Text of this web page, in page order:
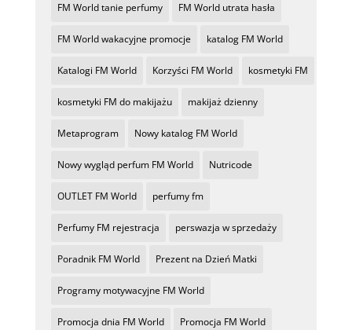
FM World tanie perfumy FM World utrata hasła
FM World wakacyjne promocje katalog FM World
Katalogi FM World Korzyści FM World kosmetyki FM
kosmetyki FM do makijażu makijaż dzienny
Metaprogram Nowy katalog FM World
Nowy wygląd perfum FM World Nutricode
OUTLET FM World perfumy fm
Perfumy FM rejestracja perswazja w sprzedaży
Poradnik FM World Prezent na Dzień Matki
Programy motywacyjne FM World
Promocja dnia FM World Promocja FM World